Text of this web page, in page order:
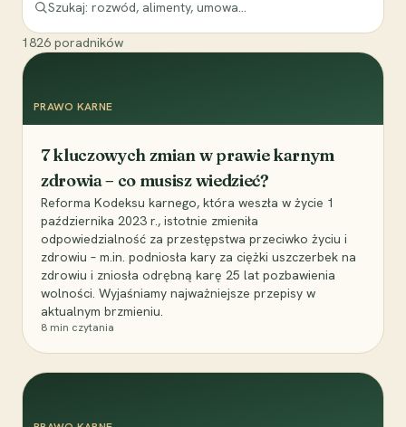
1826 poradników
PRAWO KARNE
7 kluczowych zmian w prawie karnym
zdrowia – co musisz wiedzieć?
Reforma Kodeksu karnego, która weszła w życie 1
października 2023 r., istotnie zmieniła
odpowiedzialność za przestępstwa przeciwko życiu i
zdrowiu – m.in. podniosła kary za ciężki uszczerbek na
zdrowiu i zniosła odrębną karę 25 lat pozbawienia
wolności. Wyjaśniamy najważniejsze przepisy w
aktualnym brzmieniu.
8 min czytania